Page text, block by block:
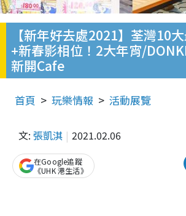
【新年好去處2021】荃灣10
+新春影相位！2大年宵/
新開Cafe
首頁 玩樂情報 活動展覽
文: 張凱淇 2021.02.06
在Google追蹤
《UHK 港生活》